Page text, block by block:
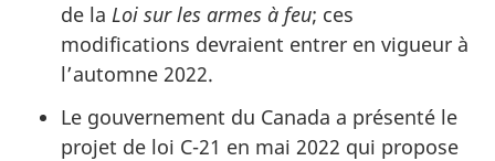
de la Loi sur les armes à feu; ces
modifications devraient entrer en vigueur à
l’automne 2022.
Le gouvernement du Canada a présenté le
projet de loi C-21 en mai 2022 qui propose